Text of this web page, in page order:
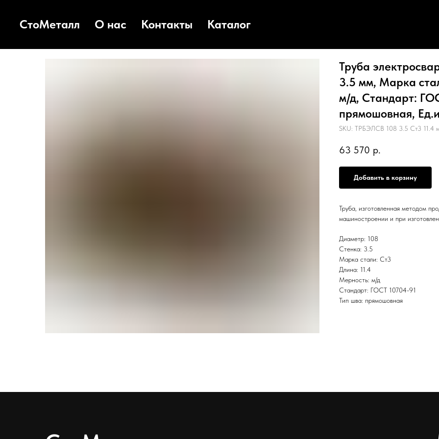
СтоМеталл О нас Контакты Каталог
Труба
3.5 мм, Марка
м/д, Стандарт:
прямошовная,
SKU: ТРБЭЛСВ 108 3.5 Ст3 11.4
63 570 р.
Добавить в корзину
Труба, изготовленная методом
машиностроении и при
Диаметр: 108
Стенка: 3.5
Марка стали: Ст3
Длина: 11.4
Мерность: м/д
Стандарт: ГОСТ 10704-91
Тип шва: прямошовная